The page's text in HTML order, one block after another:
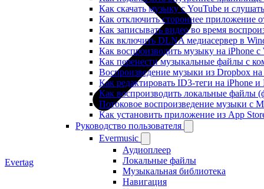
Как скачать музыку с YouTube и
Как отключить стороннее приложение
Как записывать видео во время
Как включить DLNA медиасервер в
Как воспроизводить музыку на iPhone
Как перенести музыкальные файлы с
Воспроизведение музыки из Dropbox
Как редактировать ID3-теги на iPhone и
Как воспроизводить локальные файлы
Потоковое воспроизведение музыки с
Как установить приложение из App
Руководство пользователя
Evermusic
Аудиоплеер
Локальные файлы
Музыкальная библиотека
Навигация
Evertag